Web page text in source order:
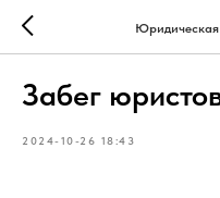
Юридическая
Забег
2024-10-26 18:43